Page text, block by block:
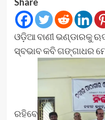
ଓଡ଼ିଆ ବାଣୀ ଭଣ୍ଡାରକୁ
ସ୍ବଭାବ କବି ଗଙ୍ଗାଧର
ରହିବେ